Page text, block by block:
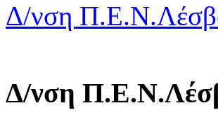
Δ/νση
Δ/νση